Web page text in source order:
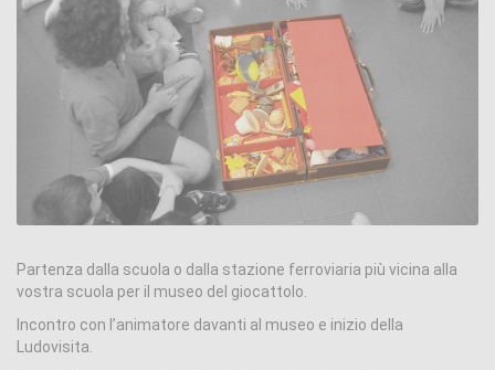
Partenza dalla scuola o dalla stazione ferroviaria più vicina alla
vostra scuola per il museo del giocattolo.
Incontro con l’animatore davanti al museo e inizio della
Ludovisita.